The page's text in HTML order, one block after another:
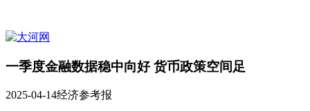
一季度金融数据稳中向好 货币政策空间足
2025-04-14经济参考报